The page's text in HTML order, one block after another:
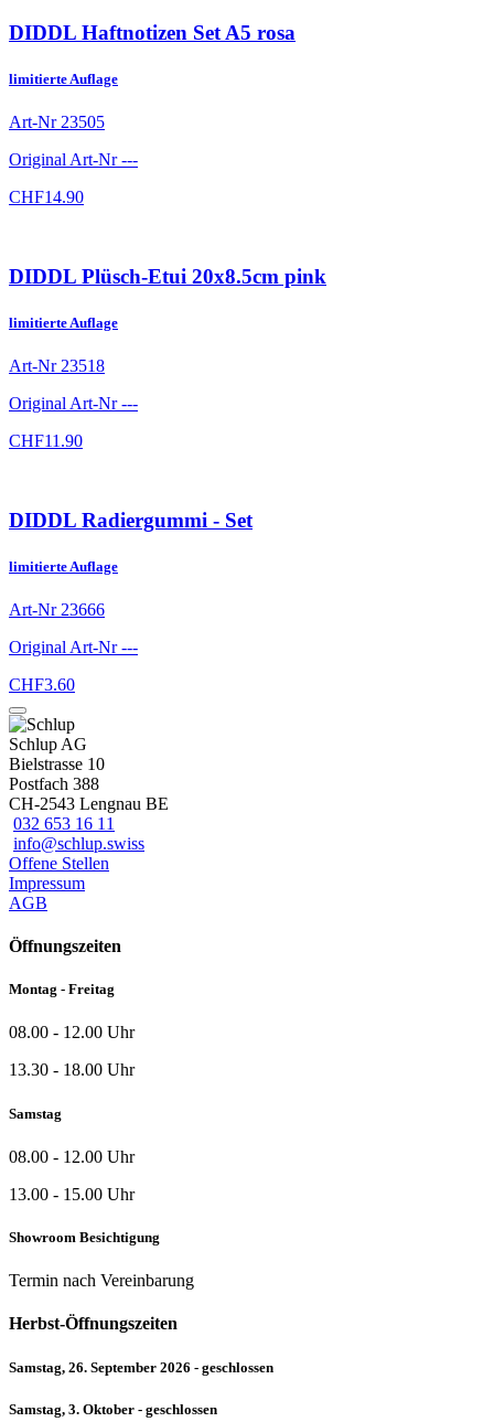
DIDDL Haftnotizen Set A5 rosa
limitierte Auflage
Art-Nr 23505
Original Art-Nr---
CHF14.90
DIDDL Plüsch-Etui 20x8.5cm pink
limitierte Auflage
Art-Nr 23518
Original Art-Nr---
CHF11.90
DIDDL Radiergummi - Set
limitierte Auflage
Art-Nr 23666
Original Art-Nr---
CHF3.60
Schlup AG
Bielstrasse 10
Postfach 388
CH-2543 Lengnau BE
032 653 16 11
info@schlup.swiss
Offene Stellen
Impressum
AGB
Öffnungszeiten
Montag - Freitag
08.00 - 12.00 Uhr
13.30 - 18.00 Uhr
Samstag
08.00 - 12.00 Uhr
13.00 - 15.00 Uhr
Showroom Besichtigung
Termin nach Vereinbarung
Herbst-Öffnungszeiten
Samstag, 26. September 2026 - geschlossen
Samstag, 3. Oktober - geschlossen